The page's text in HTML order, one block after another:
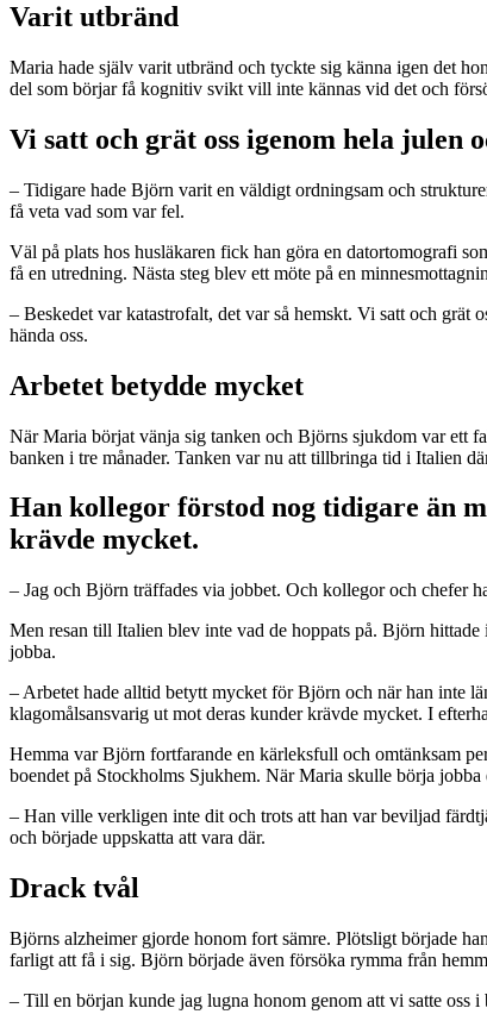
Varit utbränd
Maria hade själv varit utbränd och tyckte sig känna igen det
del som börjar få kognitiv svikt vill inte kännas vid det och
Vi satt och grät oss igenom hela julen
– Tidigare hade Björn varit en väldigt ordningsam och
få veta vad som var fel.
Väl på plats hos husläkaren fick han göra en datortomografi
få en utredning. Nästa steg blev ett möte på en
– Beskedet var katastrofalt, det var så hemskt. Vi satt och grät
hända oss.
Arbetet betydde mycket
När Maria börjat vänja sig tanken och Björns sjukdom var ett
banken i tre månader. Tanken var nu att tillbringa tid i Italien
Han kollegor förstod nog tidigare än
krävde mycket.
– Jag och Björn träffades via jobbet. Och kollegor och chefer
Men resan till Italien blev inte vad de hoppats på. Björn
jobba.
– Arbetet hade alltid betytt mycket för Björn och när han inte
klagomålsansvarig ut mot deras kunder krävde mycket. I
Hemma var Björn fortfarande en kärleksfull och omtänksam
boendet på Stockholms Sjukhem. När Maria skulle börja
– Han ville verkligen inte dit och trots att han var beviljad
och började uppskatta att vara där.
Drack tvål
Björns alzheimer gjorde honom fort sämre. Plötsligt började
farligt att få i sig. Björn började även försöka rymma från
– Till en början kunde jag lugna honom genom att vi satte oss